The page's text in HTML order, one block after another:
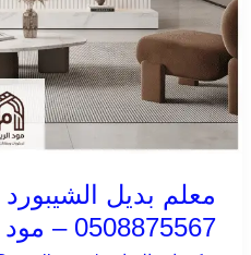
معلم بديل الشيبورد
0508875567 – مود الرياض للديكورات